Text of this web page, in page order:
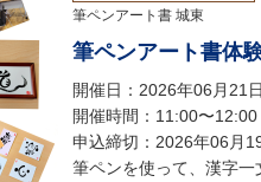
筆ペンアート書 城東
筆ペンアート書体
開催日：2026年06月21日
開催時間：11:00〜12:00
申込締切：2026年06月
筆ペンを使って、漢字一